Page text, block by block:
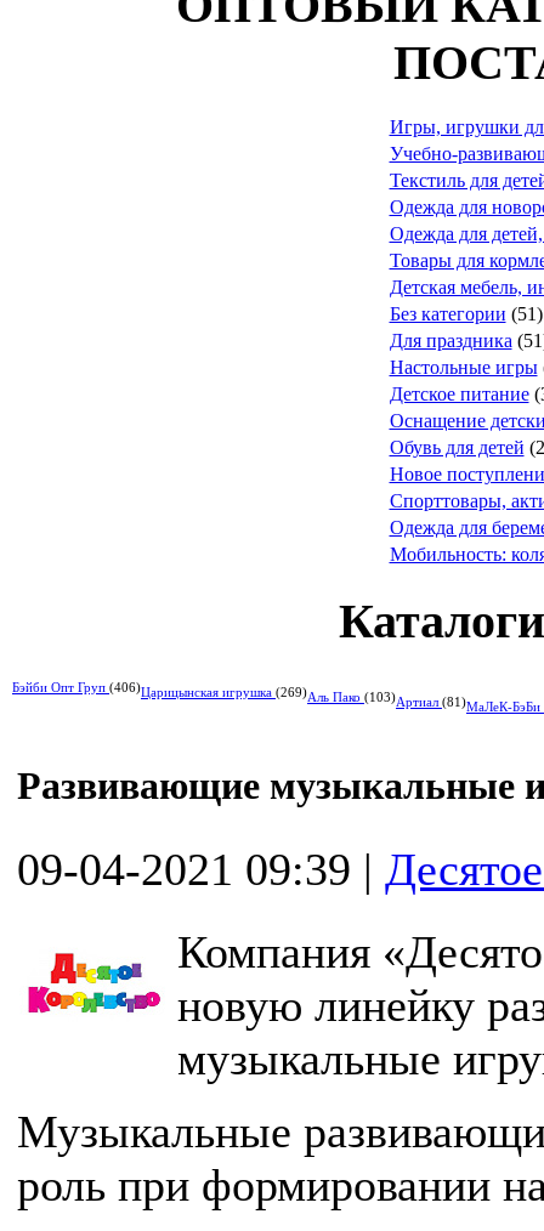
Игры, игрушки
Учебно-
Текстиль для
Одежда для
Одежда для
Товары для
Детская мебель,
Без категории (51)
Для праздника
Настольные игры
Детское питание
Оснащение
Обувь для детей
Новое
Спорттовары,
Одежда для
Мобильность:
Бэйби Опт Груп (406)Царицынская игрушка (269)Аль Пако (103)Артиал (81)МаЛеК-БэБи
Развивающие музыкальные
09-04-2021 09:39 |
Компания
новую линейку
музыкальные
Музыкальные
роль при формировании